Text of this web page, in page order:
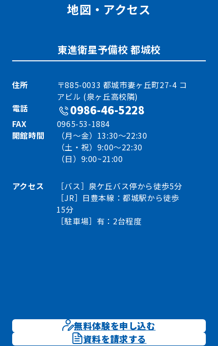
地図・アクセス
東進衛星予備校 都城校
住所
〒885-0033 都城市妻ヶ丘町27-4 コ
アビル (泉ヶ丘高校隣)
電話
0986-46-5228
FAX
0965-53-1884
開館時間
（月～金）13:30～22:30
（土・祝）9:00～22:30
（日）9:00~21:00
アクセス
［バス］泉ケ丘バス停から徒歩5分
［JR］日豊本線：都城駅から徒歩
15分
［駐車場］有：2台程度
無料体験を申し込む
資料を請求する